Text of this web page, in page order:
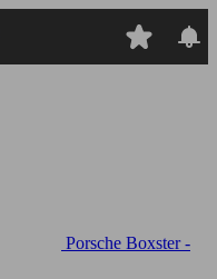
Porsche Boxster -